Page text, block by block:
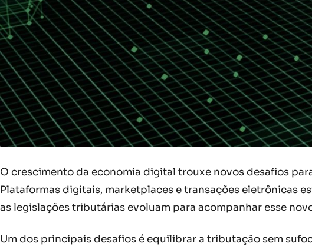
O crescimento da economia digital trouxe novos desafios
Plataformas digitais, marketplaces e transações eletrônicas
as legislações tributárias evoluam para acompanhar esse
Um dos principais desafios é equilibrar a tributação sem